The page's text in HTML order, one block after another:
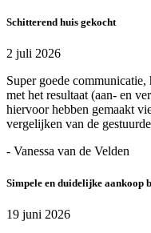
Schitterend huis gekocht
2 juli 2026
Super goede
met het resultaat (aan- en
hiervoor hebben gemaakt
vergelijken van de
- Vanessa van de Velden
Simpele en duidelijke aankoop
19 juni 2026